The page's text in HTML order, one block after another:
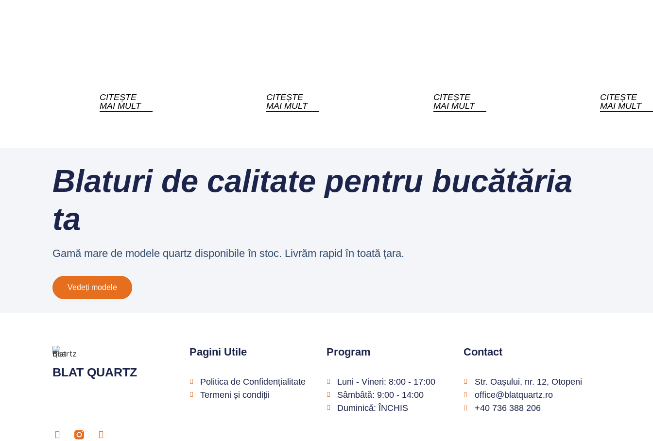
CITEȘTE
MAI MULT
CITEȘTE
MAI MULT
CITEȘTE
MAI MULT
CITEȘTE
MAI MULT
Blaturi de calitate pentru bucătăria
ta
Gamă mare de modele quartz disponibile în stoc. Livrăm rapid în toată țara.
Vedeți modele
BLAT QUARTZ
Pagini Utile
Politica de Confidențialitate
Termeni și condiții
Program
Luni - Vineri: 8:00 - 17:00
Sâmbâtă: 9:00 - 14:00
Duminică: ÎNCHIS
Contact
Str. Oașului, nr. 12, Otopeni
office@blatquartz.ro
+40 736 388 206